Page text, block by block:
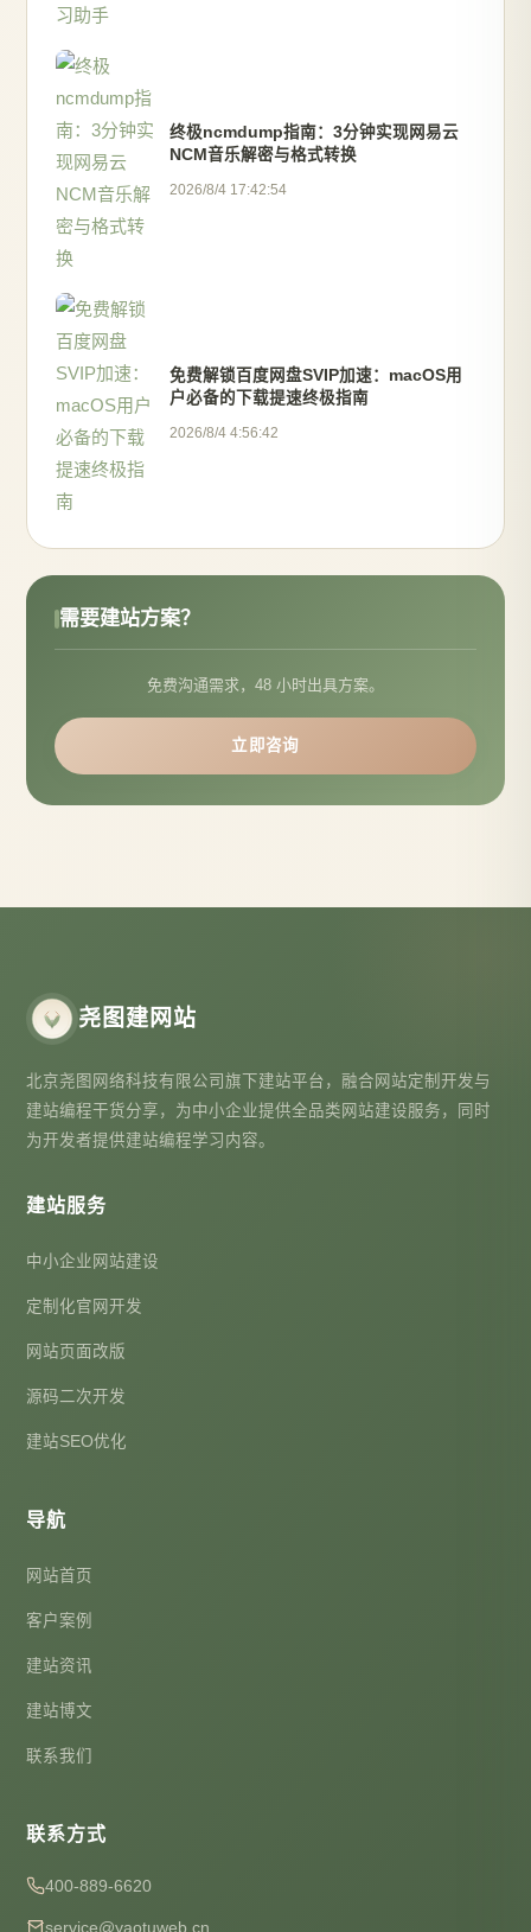
终极ncmdump指南：3分钟实现网易云
NCM音乐解密与格式转换
2026/8/4 17:42:54
免费解锁百度网盘SVIP加速：macOS用
户必备的下载提速终极指南
2026/8/4 4:56:42
需要建站方案？
免费沟通需求，48 小时出具方案。
立即咨询
尧图建网站
北京尧图网络科技有限公司旗下建站平台，融合网站定制开发与
建站编程干货分享，为中小企业提供全品类网站建设服务，同时
为开发者提供建站编程学习内容。
建站服务
中小企业网站建设
定制化官网开发
网站页面改版
源码二次开发
建站SEO优化
导航
网站首页
客户案例
建站资讯
建站博文
联系我们
联系方式
400-889-6620
service@yaotuweb.cn